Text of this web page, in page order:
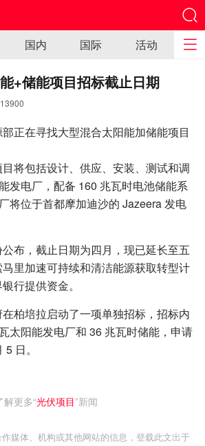
国内 国际 活动
+储能项目招标截止日期
13900
正在寻找大型混合太阳能加储能项目
将包括设计、供应、安装、测试和调
发电厂，配备 160 兆瓦时电池储能系
将位于首都摩加迪沙的 Jazeera 发电
布，截止日期为四月，现已延长至五
里加速可持续和清洁能源获取转型计
行提供资金。
柏培拉启动了一项单独招标，招标内
太阳能发电厂和 36 兆瓦时储能，申请
日。
解更多“光伏项目”新闻
媒体、机构或其他网站的信息，登载此文出于